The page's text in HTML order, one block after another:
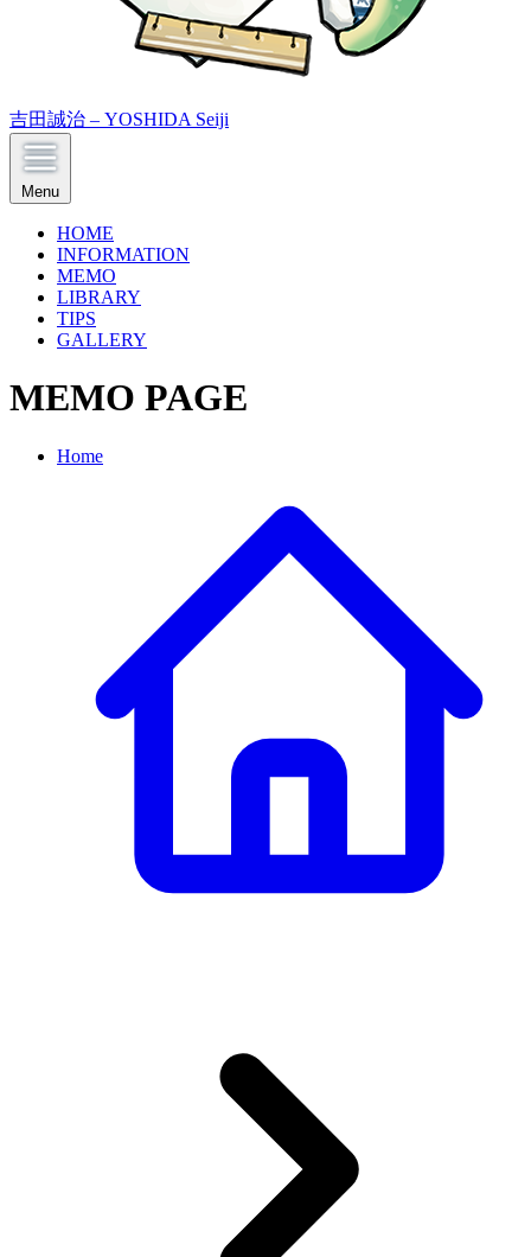
吉田誠治 – YOSHIDA Seiji
Menu
HOME
INFORMATION
MEMO
LIBRARY
TIPS
GALLERY
MEMO PAGE
Home